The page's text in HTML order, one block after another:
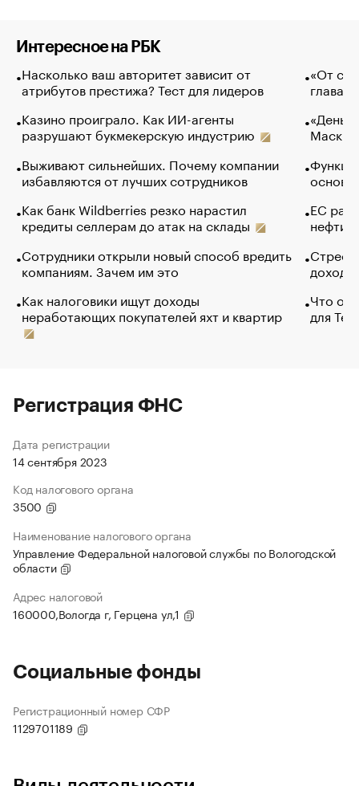
Интересное на РБК
Насколько ваш авторитет зависит от
атрибутов престижа? Тест для лидеров
Казино проиграло. Как ИИ-агенты
разрушают букмекерскую индустрию
Выживают сильнейших. Почему компании
избавляются от лучших сотрудников
Как банк Wildberries резко нарастил
кредиты селлерам до атак на склады
Сотрудники открыли новый способ вредить
компаниям. Зачем им это
Как налоговики ищут доходы
неработающих покупателей яхт и квартир
«От
глава
Маск в
основ
ЕС
нефти
Что
для
Регистрация ФНС
Дата регистрации
14 сентября 2023
Код налогового органа
3500
Наименование налогового органа
Управление Федеральной налоговой службы по Вологодской
области
Адрес налоговой
160000,Вологда г, Герцена ул,1
Социальные фонды
Регистрационный номер СФР
1129701189